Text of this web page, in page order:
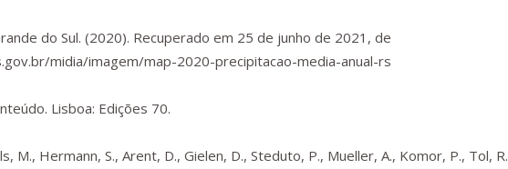
do Sul. (2020). Recuperado em 25 de junho de 2021, de
midia/imagem/map-2020-precipitacao-media-anual-rs
. Lisboa: Edições 70.
M., Hermann, S., Arent, D., Gielen, D., Steduto, P., Mueller, A., Komor, P., Tol, R.